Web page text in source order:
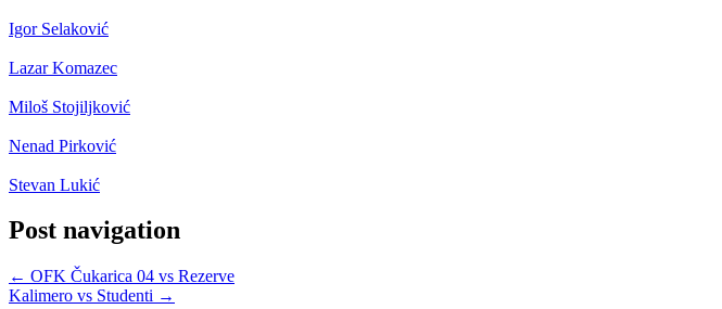
Igor Selaković
Lazar Komazec
Miloš Stojiljković
Nenad Pirković
Stevan Lukić
Post navigation
← OFK Čukarica 04 vs Rezerve
Kalimero vs Studenti →